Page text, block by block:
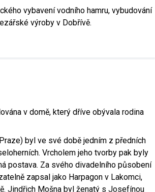
vybavení vodního hamru, vybudování
výroby v Dobřívě.
v domě, který dříve obývala rodina
byl ve své době jedním z předních
Vrcholem jeho tvorby pak byly
postava. Za svého divadelního působení
zapsal jako Harpagon v Lakomci,
Jindřich Mošna byl ženatý s Josefínou